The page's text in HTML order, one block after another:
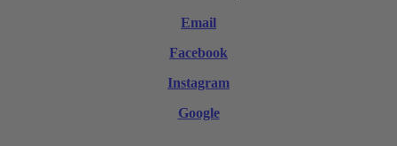
Email
Facebook
Instagram
Google